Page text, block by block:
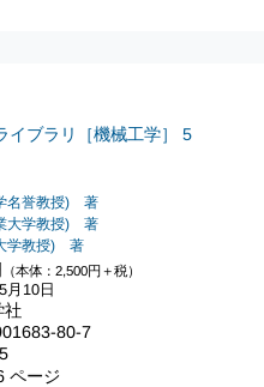
イブラリ［機械工学］ 5
名誉教授) 著
大学教授) 著
学教授) 著
（本体：2,500円＋税）
月10日
社
80-7
ページ